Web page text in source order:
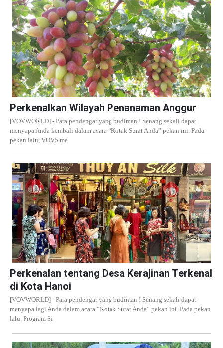
Perkenalkan Wilayah Penanaman Anggur
[VOVWORLD] - Para pendengar yang budiman ! Senang sekali dapat
menyapa Anda kembali dalam acara “Kotak Surat Anda” pekan ini. Pada
pekan lalu, VOV5 me
Perkenalan tentang Desa Kerajinan Terkenal
di Kota Hanoi
[VOVWORLD] - Para pendengar yang budiman ! Senang sekali dapat
menyapa lagi Anda dalam acara “Kotak Surat Anda” pekan ini. Pada pekan
lalu, Program Si